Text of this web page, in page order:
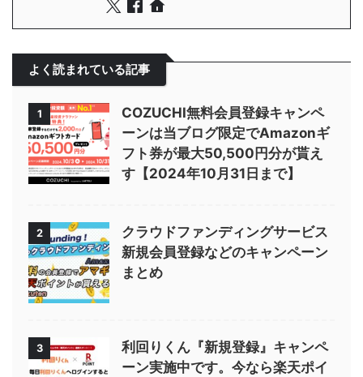
よく読まれている記事
1
COZUCHI無料会員登録キャンペ
ーンは当ブログ限定でAmazonギ
フト券が最大50,500円分が貰え
す【2024年10月31日まで】
2
クラウドファンディングサービス
新規会員登録などのキャンペーン
まとめ
3
利回りくん『新規登録』キャンペ
ーン実施中です。今なら楽天ポイ